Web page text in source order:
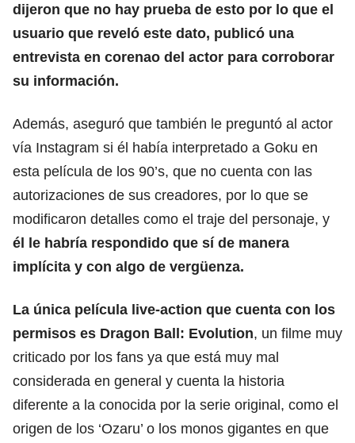
dijeron que no hay prueba de esto por lo que el
usuario que reveló este dato, publicó una
entrevista en corenao del actor para corroborar
su información.
Además, aseguró que también le preguntó al actor
vía Instagram si él había interpretado a Goku en
esta película de los 90’s, que no cuenta con las
autorizaciones de sus creadores, por lo que se
modificaron detalles como el traje del personaje, y
él le habría respondido que sí de manera
implícita y con algo de vergüenza.
La única película live-action que cuenta con los
permisos es Dragon Ball: Evolution, un filme muy
criticado por los fans ya que está muy mal
considerada en general y cuenta la historia
diferente a la conocida por la serie original, como el
origen de los ‘Ozaru’ o los monos gigantes en que